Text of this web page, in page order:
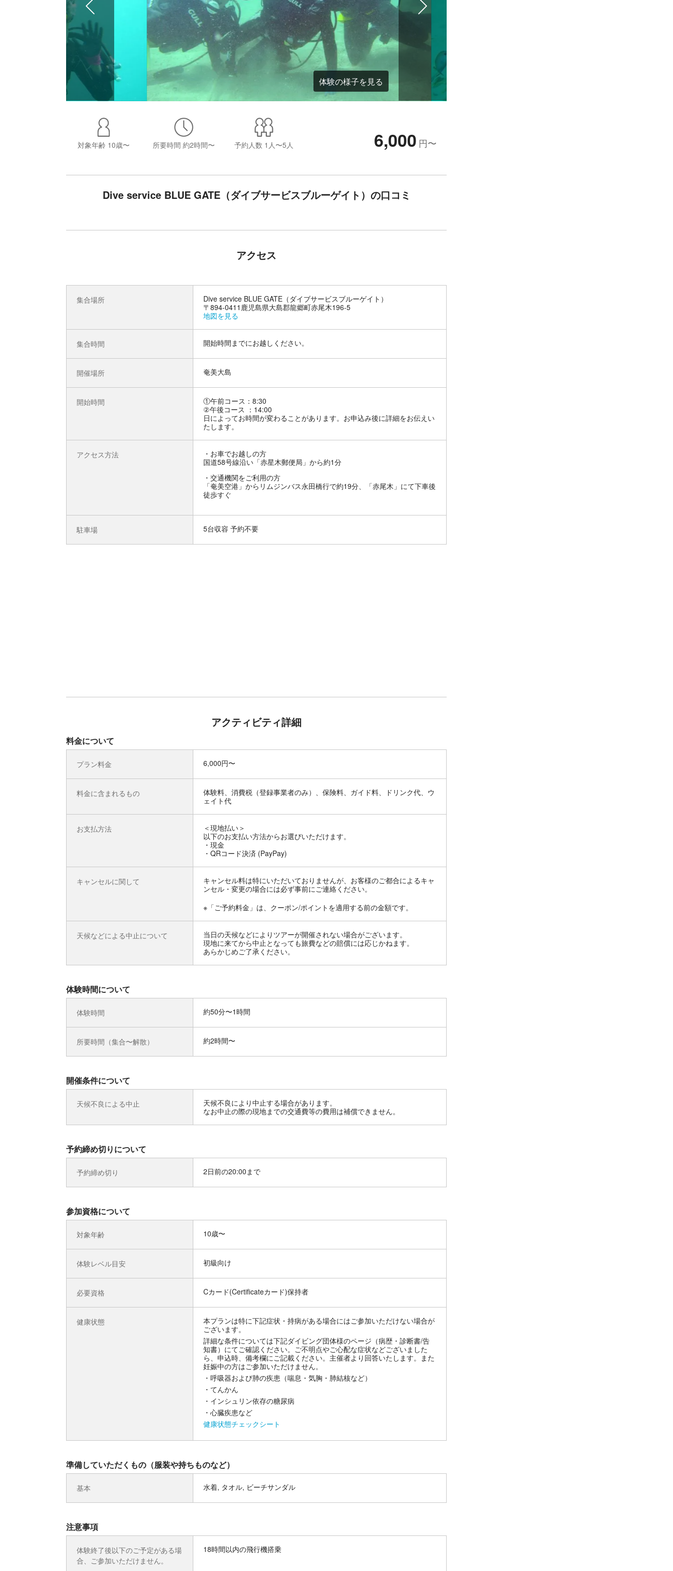
体験の様子を見る
対象年齢 10歳〜 所要時間 約2時間〜 予約人数 1人〜5人 6,000 円〜
Dive service BLUE GATE（ダイブサービスブルーゲイト）の口コミ
アクセス
集合場所
Dive service BLUE GATE（ダイブサービスブルーゲイト）
〒894-0411鹿児島県大島郡龍郷町赤尾木196-5
地図を見る
集合時間 開始時間までにお越しください。
開催場所 奄美大島
開始時間
①午前コース：8:30
②午後コース ：14:00
日によってお時間が変わることがあります。お申込み後に詳細をお伝えい
たします。
アクセス方法
お車でお越しの方
国道58号線沿い「赤星木郵便局」から約1分
交通機関をご利用の方
「奄美空港」からリムジンバス永田橋行で約19分、「赤尾木」にて下車後
徒歩すぐ
駐車場 5台収容 予約不要
アクティビティ詳細
料金について
プラン料金 6,000円〜
料金に含まれるもの
体験料、消費税（登録事業者のみ）、保険料、ガイド料、ドリンク代、ウ
ェイト代
お支払方法
＜現地払い＞
以下のお支払い方法からお選びいただけます。
・現金
・QRコード決済 (PayPay)
キャンセルに関して
キャンセル料は特にいただいておりませんが、お客様のご都合によるキャ
ンセル・変更の場合には必ず事前にご連絡ください。
※「ご予約料金」は、クーポン/ポイントを適用する前の金額です。
天候などによる中止について
当日の天候などによりツアーが開催されない場合がございます。
現地に来てから中止となっても旅費などの賠償には応じかねます。
あらかじめご了承ください。
体験時間について
体験時間 約50分〜1時間
所要時間（集合〜解散） 約2時間〜
開催条件について
天候不良による中止
天候不良により中止する場合があります。
なお中止の際の現地までの交通費等の費用は補償できません。
予約締め切りについて
予約締め切り 2日前の20:00まで
参加資格について
対象年齢 10歳〜
体験レベル目安 初級向け
必要資格 Cカード(Certificateカード)保持者
健康状態
本プランは特に下記症状・持病がある場合にはご参加いただけない場合が
ございます。
詳細な条件については下記ダイビング団体様のページ（病歴・診断書/告
知書）にてご確認ください。ご不明点やご心配な症状などございました
ら、申込時、備考欄にご記載ください。主催者より回答いたします。また
妊娠中の方はご参加いただけません。
・呼吸器および肺の疾患（喘息・気胸・肺結核など）
・てんかん
・インシュリン依存の糖尿病
・心臓疾患など
健康状態チェックシート
準備していただくもの（服装や持ちものなど）
基本 水着, タオル, ビーチサンダル
注意事項
体験終了後以下のご予定がある場
合、ご参加いただけません。
18時間以内の飛行機搭乗